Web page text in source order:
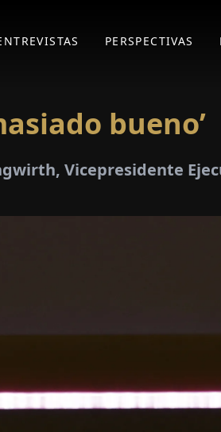
PERSPECTIVAS
bueno’
Vicepresidente